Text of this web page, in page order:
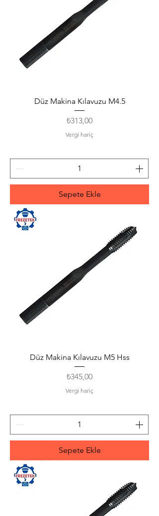
Düz Makina Kılavuzu M4.5
Fiyat
₺313,00
Vergi hariç
Sepete Ekle
Düz Makina Kılavuzu M5 Hss
Fiyat
₺345,00
Vergi hariç
Sepete Ekle